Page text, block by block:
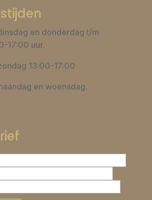
en donderdag t/m
17:00 uur.
13:00-17:00
en woensdag.